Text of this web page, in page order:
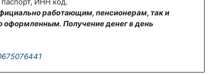
работающим, пенсионерам, так и
оформленным. Получение денег в день